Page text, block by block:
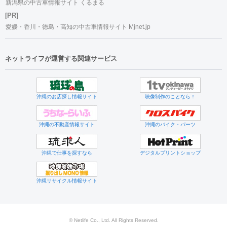
新潟県の中古車情報サイト くるまる
[PR]
愛媛・香川・徳島・高知の中古車情報サイト Mjnet.jp
ネットライフが運営する関連サービス
沖縄のお店探し情報サイト 映像制作のことなら！
沖縄の不動産情報サイト 沖縄のバイク・パーツ
沖縄で仕事を探すなら デジタルプリントショップ
沖縄リサイクル情報サイト
© Netlife Co., Ltd. All Rights Reserved.